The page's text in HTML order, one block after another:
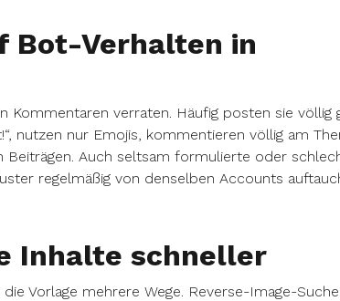
Bot-Verhalten in
verraten. Häufig posten sie völlig
nutzen nur Emojis, kommentieren völlig am
Auch seltsam formulierte oder
regelmäßig von denselben Accounts
Inhalte schneller
Vorlage mehrere Wege. Reverse-Image-